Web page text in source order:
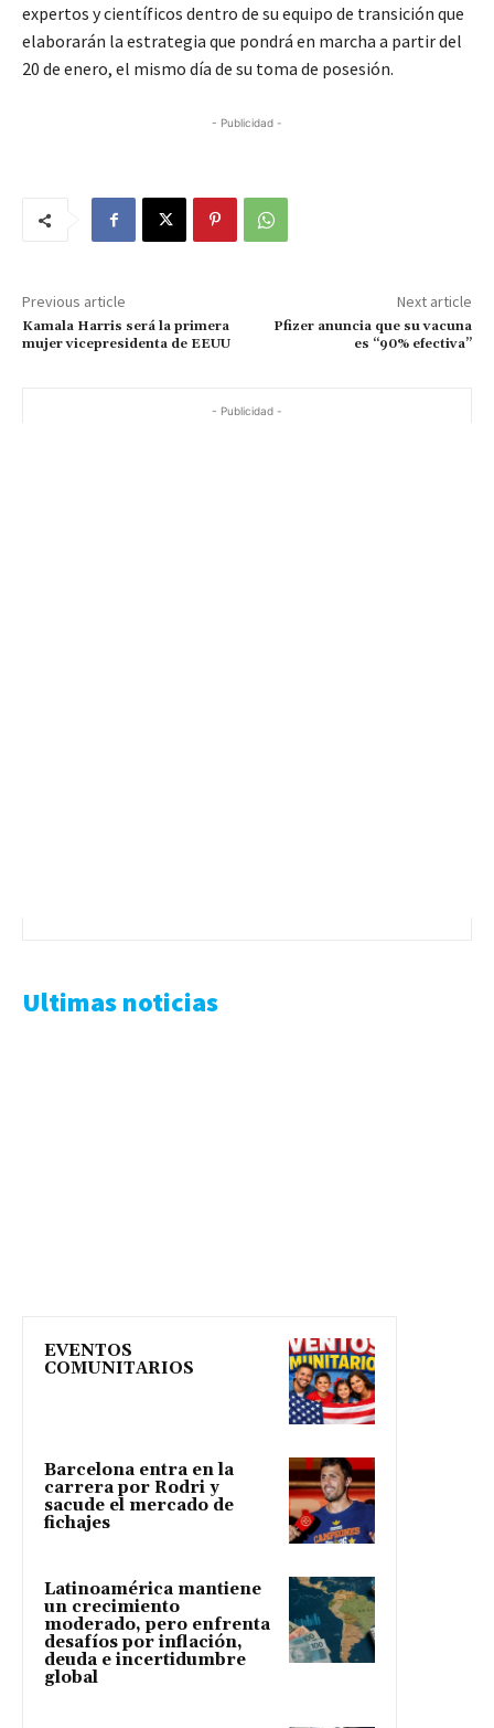
expertos y científicos dentro de su equipo de transición que
elaborarán la estrategia que pondrá en marcha a partir del
20 de enero, el mismo día de su toma de posesión.
- Publicidad -
Previous article
Kamala Harris será la primera
mujer vicepresidenta de EEUU
Next article
Pfizer anuncia que su vacuna
es “90% efectiva”
- Publicidad -
Ultimas noticias
EVENTOS
COMUNITARIOS
Barcelona entra en la
carrera por Rodri y
sacude el mercado de
fichajes
Latinoamérica mantiene
un crecimiento
moderado, pero enfrenta
desafíos por inflación,
deuda e incertidumbre
global